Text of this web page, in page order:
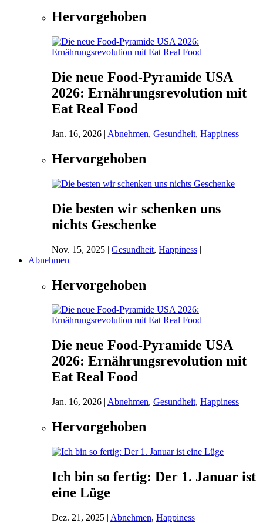
Hervorgehoben
Die neue Food-Pyramide USA
2026: Ernährungsrevolution mit
Eat Real Food
Jan. 16, 2026 | Abnehmen, Gesundheit, Happiness |
Hervorgehoben
Die besten wir schenken uns
nichts Geschenke
Nov. 15, 2025 | Gesundheit, Happiness |
Abnehmen
Hervorgehoben
Die neue Food-Pyramide USA
2026: Ernährungsrevolution mit
Eat Real Food
Jan. 16, 2026 | Abnehmen, Gesundheit, Happiness |
Hervorgehoben
Ich bin so fertig: Der 1. Januar ist
eine Lüge
Dez. 21, 2025 | Abnehmen, Happiness